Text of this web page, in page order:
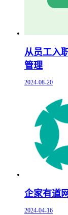
从员工入
管理
2024-08-20
企家有道
2024-04-16